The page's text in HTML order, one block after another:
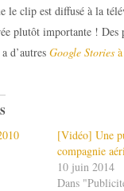
le clip est diffusé à la
plutôt importante ! Des
d’autres Google Storiesà
[Vidéo] Une
compagnie
10 juin 2014
Dans